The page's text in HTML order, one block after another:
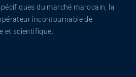
du marché marocain, la
incontournable de
et scientifique.